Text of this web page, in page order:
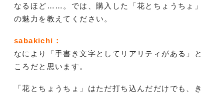
なるほど……。では、購入した「花とちょうちょ」
の魅力を教えてください。
sabakichi：
なにより「手書き文字としてリアリティがある」と
ころだと思います。
「花とちょうちょ」はただ打ち込んだだけでも、き